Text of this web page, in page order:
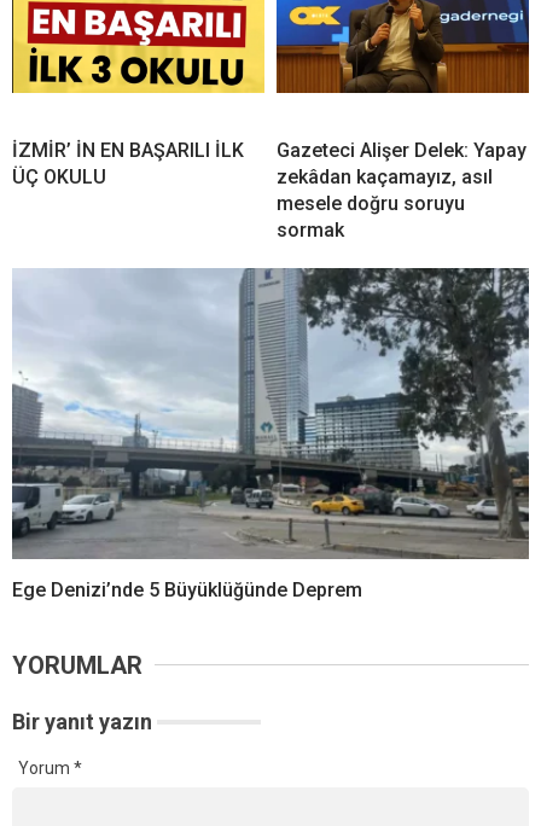
İZMİR’ İN EN BAŞARILI İLK
ÜÇ OKULU
Gazeteci Alişer Delek: Yapay
zekâdan kaçamayız, asıl
mesele doğru soruyu
sormak
Ege Denizi’nde 5 Büyüklüğünde Deprem
YORUMLAR
Bir yanıt yazın
Yorum *